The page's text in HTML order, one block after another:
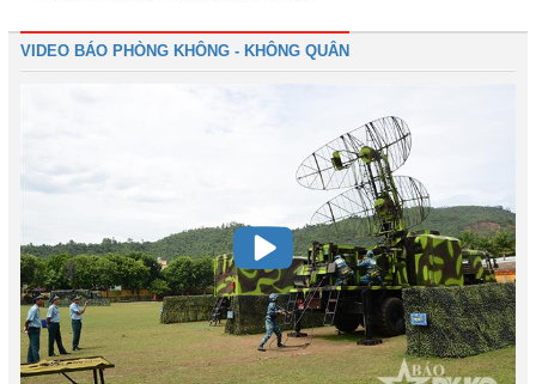
VIDEO BÁO PHÒNG KHÔNG - KHÔNG QUÂN